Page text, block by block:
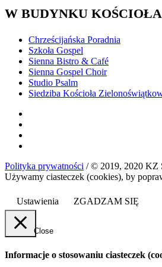
W BUDYNKU KOŚCIOŁA
Chrześcijańska Poradnia
Szkoła Gospel
Sienna Bistro & Café
Sienna Gospel Choir
Studio Psalm
Siedziba Kościoła
Polityka prywatności / © 2019, 2020 KZ
Używamy ciasteczek (cookies), by
Ustawienia ZGADZAM SIĘ
Close
Informacje o stosowaniu ciasteczek